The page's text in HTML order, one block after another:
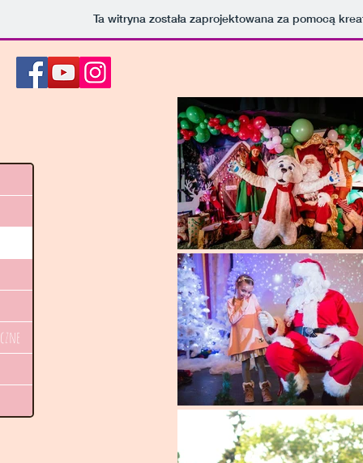
Ta witryna została zaprojektowana za pomocą